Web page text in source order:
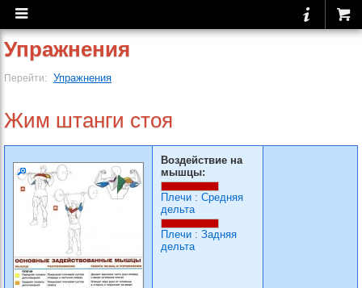
Упражнения
Перейти: Упражнения
Жим штанги стоя
Воздействие на
мышцы:
Плечи : Средняя
дельта
Плечи : Задняя
дельта